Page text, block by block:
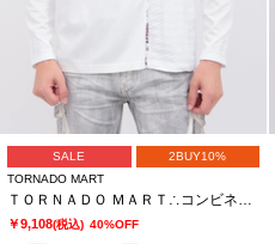
SALE
2BUY10%
TORNADO MART
ＴＯＲＮＡＤＯ ＭＡＲＴ∴コンビネーションラインキリカエナガソデカットソー
￥9,108(税込) 40%OFF